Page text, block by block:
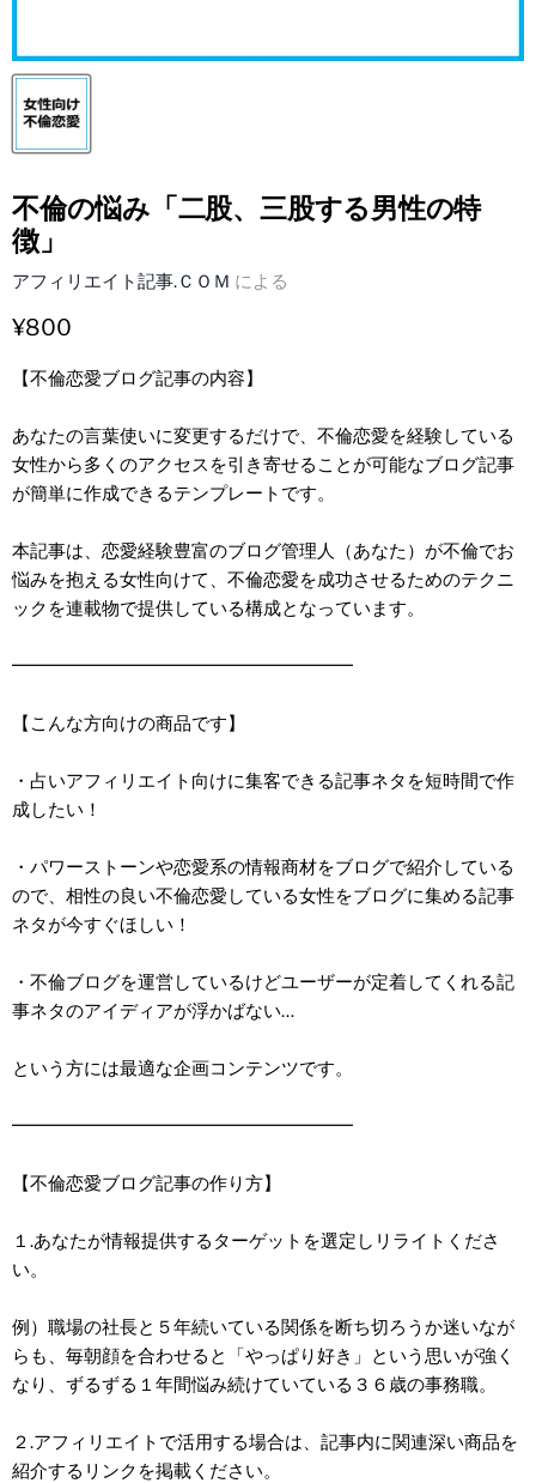
不倫の悩み「二股、三股する男性の特
徴」
アフィリエイト記事.ＣＯＭ による
¥800
【不倫恋愛ブログ記事の内容】
あなたの言葉使いに変更するだけで、不倫恋愛を経験している
女性から多くのアクセスを引き寄せることが可能なブログ記事
が簡単に作成できるテンプレートです。
本記事は、恋愛経験豊富のブログ管理人（あなた）が不倫でお
悩みを抱える女性向けて、不倫恋愛を成功させるためのテクニ
ックを連載物で提供している構成となっています。
━━━━━━━━━━━━━━━━━━━
【こんな方向けの商品です】
・占いアフィリエイト向けに集客できる記事ネタを短時間で作
成したい！
・パワーストーンや恋愛系の情報商材をブログで紹介している
ので、相性の良い不倫恋愛している女性をブログに集める記事
ネタが今すぐほしい！
・不倫ブログを運営しているけどユーザーが定着してくれる記
事ネタのアイディアが浮かばない…
という方には最適な企画コンテンツです。
━━━━━━━━━━━━━━━━━━━
【不倫恋愛ブログ記事の作り方】
１.あなたが情報提供するターゲットを選定しリライトくださ
い。
例）職場の社長と５年続いている関係を断ち切ろうか迷いなが
らも、毎朝顔を合わせると「やっぱり好き」という思いが強く
なり、ずるずる１年間悩み続けていている３６歳の事務職。
２.アフィリエイトで活用する場合は、記事内に関連深い商品を
紹介するリンクを掲載ください。